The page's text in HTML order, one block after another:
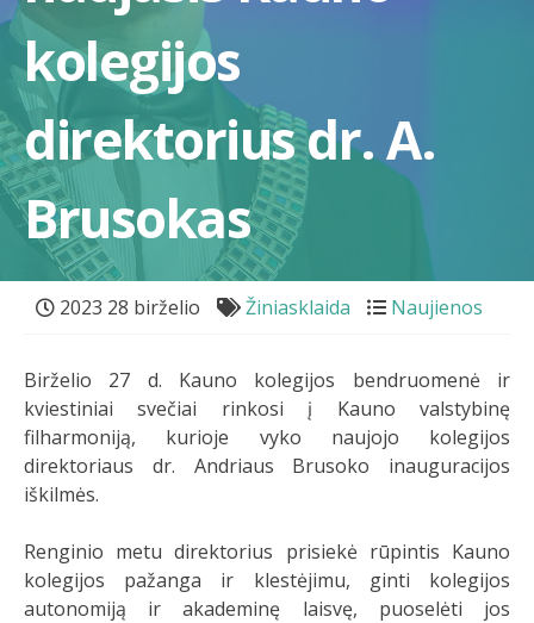
kolegijos
direktorius dr. A.
Brusokas
2023 28 birželio Žiniasklaida Naujienos
Birželio 27 d. Kauno kolegijos bendruomenė ir
kviestiniai svečiai rinkosi į Kauno valstybinę
filharmoniją, kurioje vyko naujojo kolegijos
direktoriaus dr. Andriaus Brusoko inauguracijos
iškilmės.
Renginio metu direktorius prisiekė rūpintis Kauno
kolegijos pažanga ir klestėjimu, ginti kolegijos
autonomiją ir akademinę laisvę, puoselėti jos